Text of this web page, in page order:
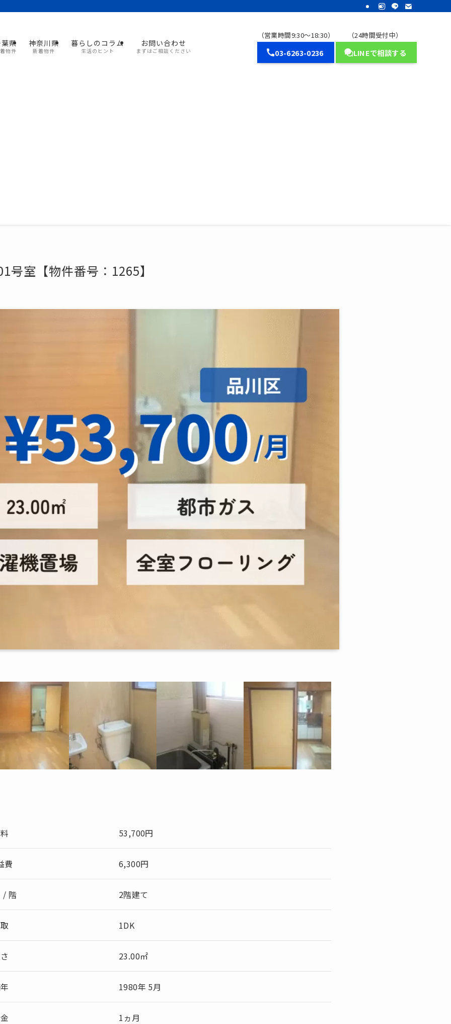
県
物件
神奈川県
新着物件
暮らしのコラム
生活のヒント
お問い合わせ
まずはご相談ください
（営業時間9:30～18:30）
03-6263-0236
（24時間受付中）
LINEで相談する
号室【物件番号：1265】
53,700円
費 6,300円
/ 階 2階建て
1DK
23.00㎡
1980年 5月
1ヵ月